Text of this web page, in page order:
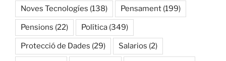
Noves Tecnologíes (138) Pensament (199)
Pensions (22) Política (349)
Protecció de Dades (29) Salarios (2)